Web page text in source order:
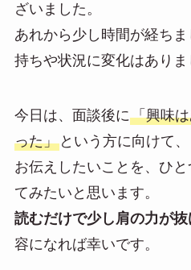
ざいました。
あれから少し時間が経ち
持ちや状況に変化はありま
今日は、面談後に「興味
った」という方に向けて、
お伝えしたいことを、ひ
てみたいと思います。
読むだけで少し肩の力が
容になれば幸いです。